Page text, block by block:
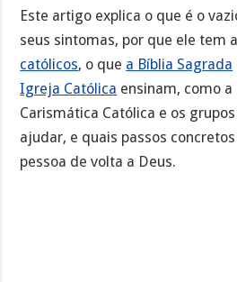
Este artigo explica o que é o
seus sintomas, por que ele tem
católicos, o que a Bíblia Sagrada
Igreja Católica ensinam, como a
Carismática Católica e os
ajudar, e quais passos
pessoa de volta a Deus.